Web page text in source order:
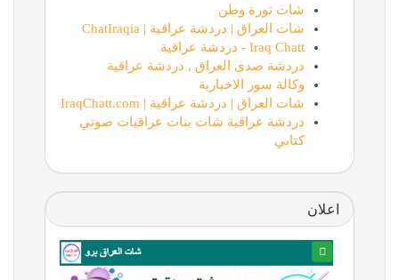
شات ثورة وطن
شات العراق | دردشة عراقية | ChatIraqia
Iraq Chatt - دردشة عراقية
دردشة صدى العراق , دردشة عراقية
وكالة سور الاخبارية
شات العراق | دردشة عراقية | IraqChatt.com
دردشة عراقية شات بنات عراقيات صوتي
كتابي
اعلان